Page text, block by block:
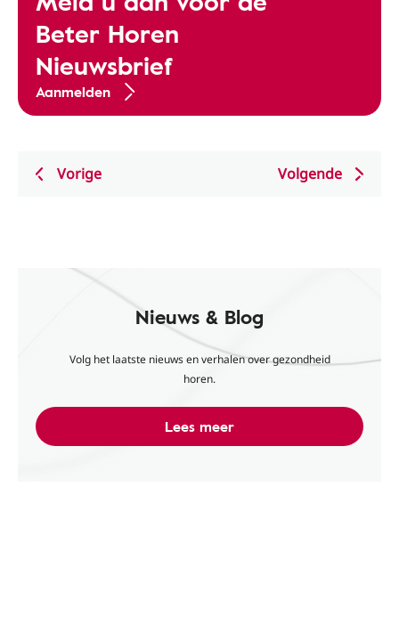
Beter Horen
Nieuwsbrief
Aanmelden
Vorige Volgende
Nieuws & Blog
Volg het laatste nieuws en verhalen over gezondheid
horen.
Lees meer